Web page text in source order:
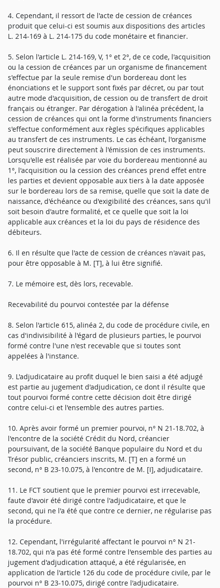
4. Cependant, il ressort de l'acte de cession de créances
produit que celui-ci est soumis aux dispositions des articles
L. 214-169 à L. 214-175 du code monétaire et financier.
5. Selon l'article L. 214-169, V, 1° et 2°, de ce code, l'acquisition
ou la cession de créances par un organisme de financement
s'effectue par la seule remise d'un bordereau dont les
énonciations et le support sont fixés par décret, ou par tout
autre mode d'acquisition, de cession ou de transfert de droit
français ou étranger. Par dérogation à l'alinéa précédent, la
cession de créances qui ont la forme d'instruments financiers
s'effectue conformément aux règles spécifiques applicables
au transfert de ces instruments. Le cas échéant, l'organisme
peut souscrire directement à l'émission de ces instruments.
Lorsqu'elle est réalisée par voie du bordereau mentionné au
1°, l'acquisition ou la cession des créances prend effet entre
les parties et devient opposable aux tiers à la date apposée
sur le bordereau lors de sa remise, quelle que soit la date de
naissance, d'échéance ou d'exigibilité des créances, sans qu'il
soit besoin d'autre formalité, et ce quelle que soit la loi
applicable aux créances et la loi du pays de résidence des
débiteurs.
6. Il en résulte que l'acte de cession de créances n'avait pas,
pour être opposable à M. [T], à lui être signifié.
7. Le mémoire est, dès lors, recevable.
Recevabilité du pourvoi contestée par la défense
8. Selon l'article 615, alinéa 2, du code de procédure civile, en
cas d'indivisibilité à l'égard de plusieurs parties, le pourvoi
formé contre l'une n'est recevable que si toutes sont
appelées à l'instance.
9. L'adjudicataire au profit duquel le bien saisi a été adjugé
est partie au jugement d'adjudication, ce dont il résulte que
tout pourvoi formé contre cette décision doit être dirigé
contre celui-ci et l'ensemble des autres parties.
10. Après avoir formé un premier pourvoi, n° N 21-18.702, à
l'encontre de la société Crédit du Nord, créancier
poursuivant, de la société Banque populaire du Nord et du
Trésor public, créanciers inscrits, M. [T] en a formé un
second, n° B 23-10.075, à l'encontre de M. [I], adjudicataire.
11. Le FCT soutient que le premier pourvoi est irrecevable,
faute d'avoir été dirigé contre l'adjudicataire, et que le
second, qui ne l'a été que contre ce dernier, ne régularise pas
la procédure.
12. Cependant, l'irrégularité affectant le pourvoi n° N 21-
18.702, qui n'a pas été formé contre l'ensemble des parties au
jugement d'adjudication attaqué, a été régularisée, en
application de l'article 126 du code de procédure civile, par le
pourvoi n° B 23-10.075, dirigé contre l'adjudicataire.